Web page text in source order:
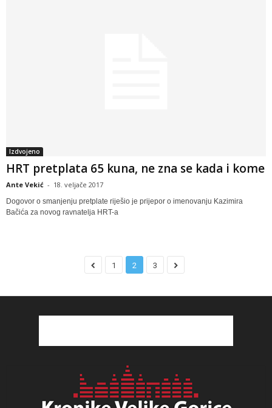
Izdvojeno
HRT pretplata 65 kuna, ne zna se kada i kome
Ante Vekić - 18. veljače 2017
Dogovor o smanjenju pretplate riješio je prijepor o imenovanju Kazimira
Bačića za novog ravnatelja HRT-a
1 2 3